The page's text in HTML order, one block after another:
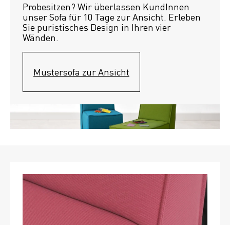
Probesitzen? Wir überlassen KundInnen
unser Sofa für 10 Tage zur Ansicht. Erleben
Sie puristisches Design in Ihren vier
Wänden.
Mustersofa zur Ansicht